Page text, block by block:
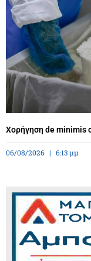
Χορήγηση de minimis
06/08/2026 6:13 μμ